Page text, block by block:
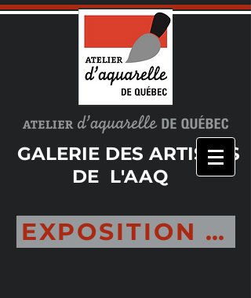
GALERIE DES ARTISTES
DE L'AAQ
EXPOSITION